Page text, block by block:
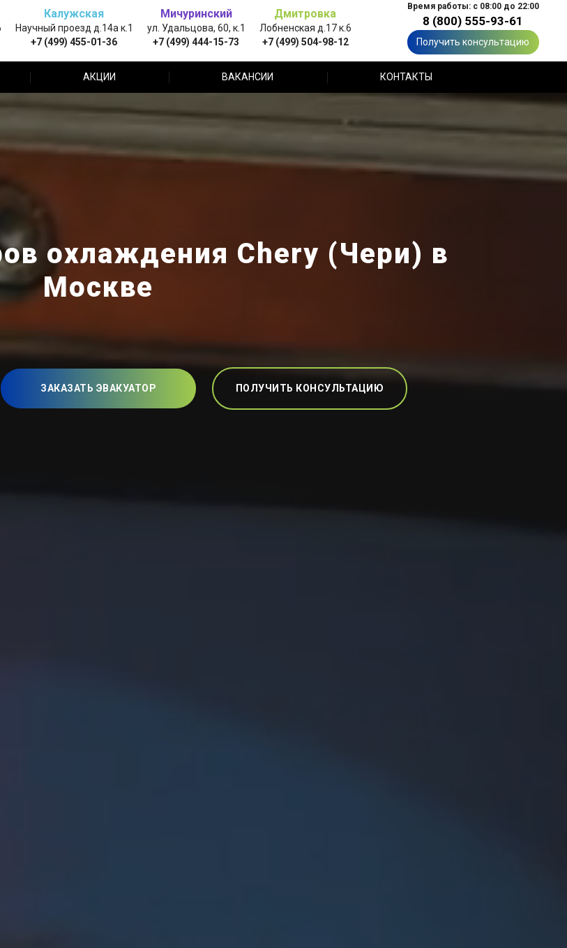
Калужская
Научный проезд д.14а к.1
+7 (499) 455-01-36
Мичуринский
ул. Удальцова, 60, к.1
+7 (499) 444-15-73
Дмитровка
Лобненская д.17 к.6
+7 (499) 504-98-12
Время работы: с 08:00 до 22:00
8 (800) 555-93-61
Получить консультацию
АКЦИИ ВАКАНСИИ КОНТАКТЫ
охлаждения Chery (Чери) в
Москве
ЗАКАЗАТЬ ЭВАКУАТОР ПОЛУЧИТЬ КОНСУЛЬТАЦИЮ